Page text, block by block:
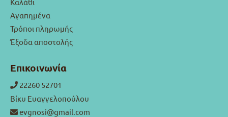
Καλάθι
Αγαπημένα
Τρόποι πληρωμής
Έξοδα αποστολής
Επικοινωνία
22260 52701
Βίκυ Ευαγγελοπούλου
evgnosi@gmail.com